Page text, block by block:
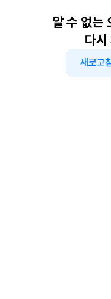
알 수 없는
다시
새로고